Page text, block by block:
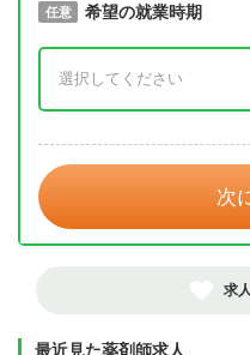
必須 取得予定年
任意 希望の就業時期
次
求
最近見た薬剤師求人